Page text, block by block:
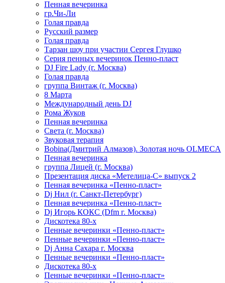
Пенная вечеринка
гр.Чи-Ли
Голая правда
Русский размер
Голая правда
Тарзан шоу при участии Сергея Глушко
Серия пенных вечеринок Пенно-пласт
DJ Fire Lady (г. Москва)
Голая правда
группа Винтаж (г. Москва)
8 Марта
Международный день DJ
Рома Жуков
Пенная вечеринка
Света (г. Москва)
Звуковая терапия
Bobina(Дмитрий Алмазов). Золотая ночь OLMECA
Пенная вечеринка
группа Лицей (г. Москва)
Презентация диска «Метелица-С» выпуск 2
Пенная вечеринка «Пенно-пласт»
Dj Нил (г. Санкт-Петербург)
Пенная вечеринка «Пенно-пласт»
Dj Игорь КОКС (Dfm г. Москва)
Дискотека 80-х
Пенные вечеринки «Пенно-пласт»
Пенные вечеринки «Пенно-пласт»
Dj Анна Сахара г. Москва
Пенные вечеринки «Пенно-пласт»
Дискотека 80-х
Пенные вечеринки «Пенно-пласт»